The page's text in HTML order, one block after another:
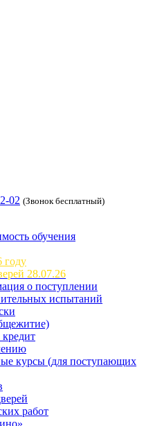
02 (Звонок бесплатный)
обучения
году
28.07.26
о поступлении
испытаний
курсы (для поступающих
работ